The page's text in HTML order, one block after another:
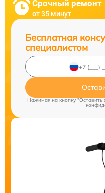
Срочный ремонт
от 35 минут
Бесплатная
специалистом
Нажимая на кнопку "Оставить